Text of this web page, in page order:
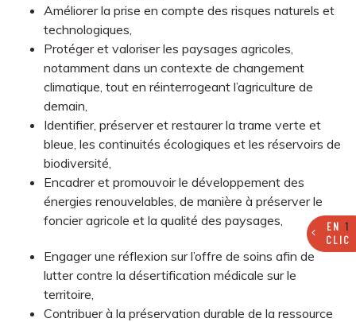
Améliorer la prise en compte des risques naturels et
technologiques,
Protéger et valoriser les paysages agricoles,
notamment dans un contexte de changement
climatique, tout en réinterrogeant l’agriculture de
demain,
Identifier, préserver et restaurer la trame verte et
bleue, les continuités écologiques et les réservoirs de
biodiversité,
Encadrer et promouvoir le développement des
énergies renouvelables, de manière à préserver le
foncier agricole et la qualité des paysages,
Engager une réflexion sur l’offre de soins afin de
lutter contre la désertification médicale sur le
territoire,
Contribuer à la préservation durable de la ressource
EN1
CLIC